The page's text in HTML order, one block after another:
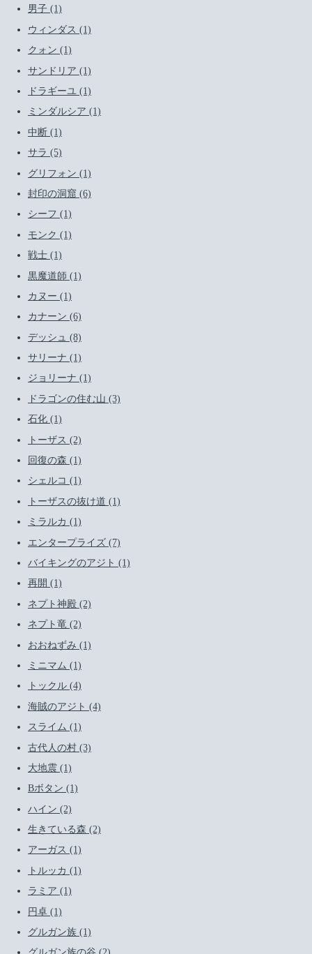
男子 (1)
ウィンダス (1)
クォン (1)
サンドリア (1)
ドラギーユ (1)
ミンダルシア (1)
中断 (1)
サラ (5)
グリフォン (1)
封印の洞窟 (6)
シーフ (1)
モンク (1)
戦士 (1)
黒魔道師 (1)
カヌー (1)
カナーン (6)
デッシュ (8)
サリーナ (1)
ジョリーナ (1)
ドラゴンの住む山 (3)
石化 (1)
トーザス (2)
回復の森 (1)
シェルコ (1)
トーザスの抜け道 (1)
ミラルカ (1)
エンタープライズ (7)
バイキングのアジト (1)
再開 (1)
ネプト神殿 (2)
ネプト竜 (2)
おおねずみ (1)
ミニマム (1)
トックル (4)
海賊のアジト (4)
スライム (1)
古代人の村 (3)
大地震 (1)
Bボタン (1)
ハイン (2)
生きている森 (2)
アーガス (1)
トルッカ (1)
ラミア (1)
円卓 (1)
グルガン族 (1)